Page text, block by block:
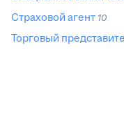
Страховой агент 10
Торговый